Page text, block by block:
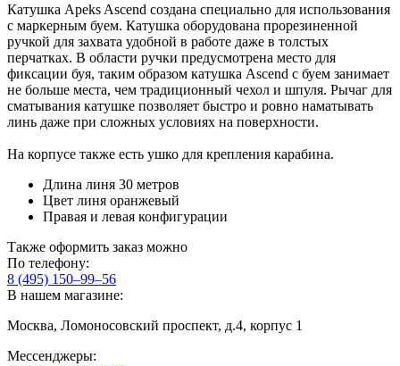
Катушка Apeks Ascend создана специально для использования
с маркерным буем. Катушка оборудована прорезиненной
ручкой для захвата удобной в работе даже в толстых
перчатках. В области ручки предусмотрена место для
фиксации буя, таким образом катушка Ascend с буем занимает
не больше места, чем традиционный чехол и шпуля. Рычаг для
сматывания катушке позволяет быстро и ровно наматывать
линь даже при сложных условиях на поверхности.
На корпусе также есть ушко для крепления карабина.
Длина линя 30 метров
Цвет линя оранжевый
Правая и левая конфигурации
Также оформить заказ можно
По телефону:
8 (495) 150–99–56
В нашем магазине:
Москва, Ломоносовский проспект, д.4, корпус 1
Мессенджеры: